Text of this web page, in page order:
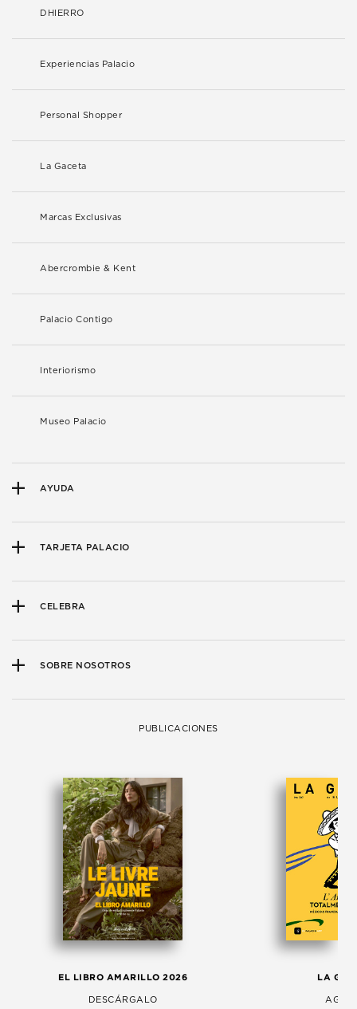
DHIERRO
Experiencias Palacio
Personal Shopper
La Gaceta
Marcas Exclusivas
Abercrombie & Kent
Palacio Contigo
Interiorismo
Museo Palacio
AYUDA
TARJETA PALACIO
CELEBRA
SOBRE NOSOTROS
PUBLICACIONES
EL LIBRO AMARILLO 2026
DESCÁRGALO
LA